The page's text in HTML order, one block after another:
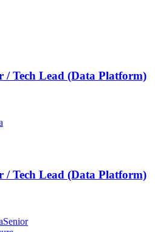
/ Tech Lead (Data Platform)
/ Tech Lead (Data Platform)
Senior